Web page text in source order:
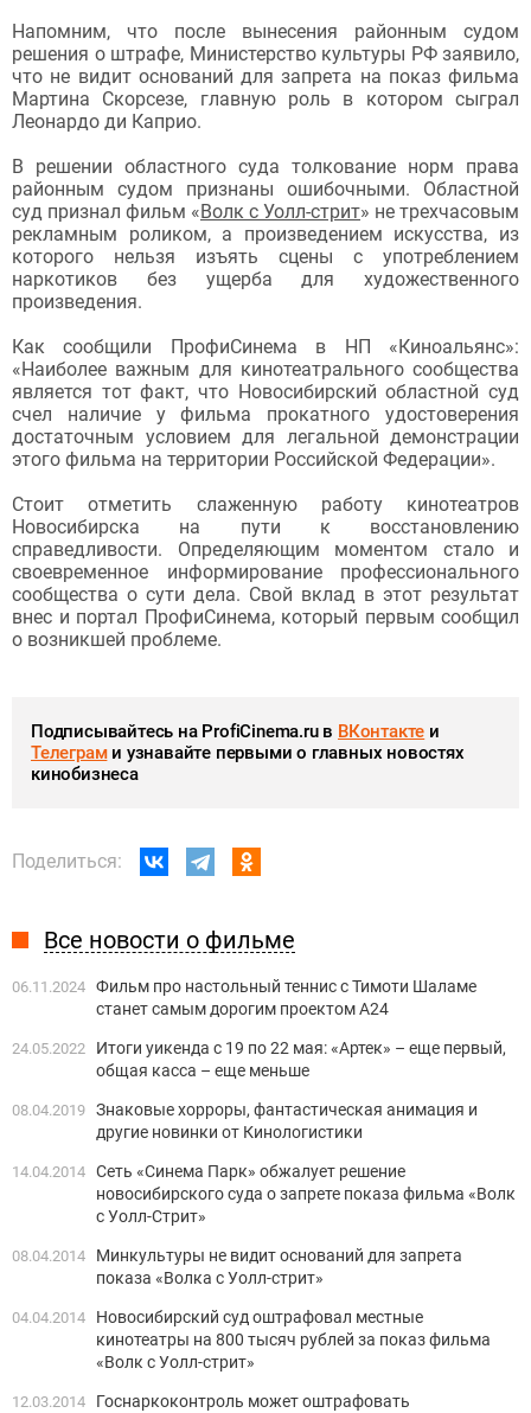
Напомним, что после вынесения районным судом
решения о штрафе, Министерство культуры РФ заявило,
что не видит оснований для запрета на показ фильма
Мартина Скорсезе, главную роль в котором сыграл
Леонардо ди Каприо.
В решении областного суда толкование норм права
районным судом признаны ошибочными. Областной
суд признал фильм «Волк с Уолл-стрит» не трехчасовым
рекламным роликом, а произведением искусства, из
которого нельзя изъять сцены с употреблением
наркотиков без ущерба для художественного
произведения.
Как сообщили ПрофиСинема в НП «Киноальянс»:
«Наиболее важным для кинотеатрального сообщества
является тот факт, что Новосибирский областной суд
счел наличие у фильма прокатного удостоверения
достаточным условием для легальной демонстрации
этого фильма на территории Российской Федерации».
Стоит отметить слаженную работу кинотеатров
Новосибирска на пути к восстановлению
справедливости. Определяющим моментом стало и
своевременное информирование профессионального
сообщества о сути дела. Свой вклад в этот результат
внес и портал ПрофиСинема, который первым сообщил
о возникшей проблеме.
Подписывайтесь на ProfiCinema.ru в ВКонтакте и
Телеграми узнавайте первыми о главных новостях
кинобизнеса
Поделиться:
Все новости о фильме
06.11.2024 Фильм про настольный теннис с Тимоти Шаламе
станет самым дорогим проектом А24
24.05.2022
Итоги уикенда с 19 по 22 мая: «Артек» – еще первый,
общая касса – еще меньше
08.04.2019 Знаковые хорроры, фантастическая анимация и
другие новинки от Кинологистики
14.04.2014 Сеть «Синема Парк» обжалует решение
новосибирского суда о запрете показа фильма «Волк
с Уолл-Стрит»
08.04.2014
Минкультуры не видит оснований для запрета
показа «Волка с Уолл-стрит»
04.04.2014
Новосибирский суд оштрафовал местные
кинотеатры на 800 тысяч рублей за показ фильма
«Волк с Уолл-стрит»
12.03.2014
Госнаркоконтроль может оштрафовать